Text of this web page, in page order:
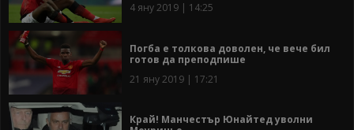
4 яну 2019 | 14:25
Погба е толкова доволен, че вече бил
готов да преподпише
21 яну 2019 | 17:21
Край! Манчестър Юнайтед уволни